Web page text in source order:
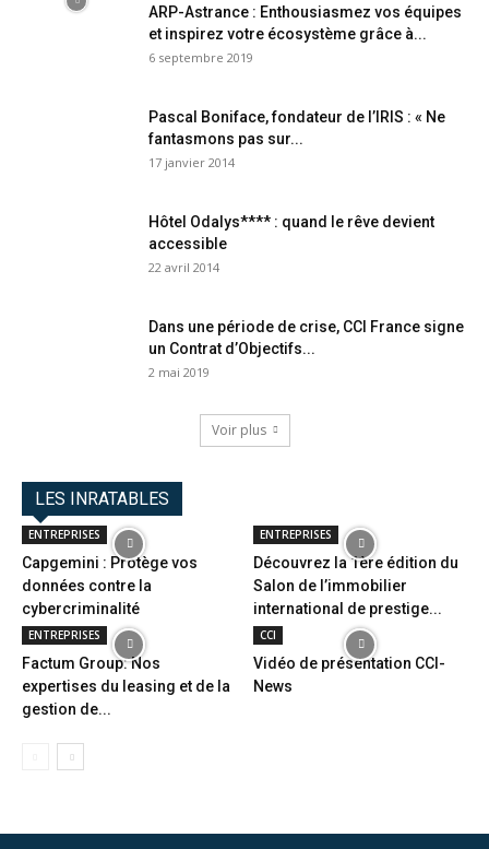
ARP-Astrance : Enthousiasmez vos équipes
et inspirez votre écosystème grâce à...
6 septembre 2019
Pascal Boniface, fondateur de l’IRIS : « Ne
fantasmons pas sur...
17 janvier 2014
Hôtel Odalys**** : quand le rêve devient
accessible
22 avril 2014
Dans une période de crise, CCI France signe
un Contrat d’Objectifs...
2 mai 2019
Voir plus
LES INRATABLES
ENTREPRISES
Capgemini : Protège vos
données contre la
cybercriminalité
ENTREPRISES
Découvrez la 1ère édition du
Salon de l’immobilier
international de prestige...
ENTREPRISES
Factum Group: Nos
expertises du leasing et de la
gestion de...
CCI
Vidéo de présentation CCI-
News